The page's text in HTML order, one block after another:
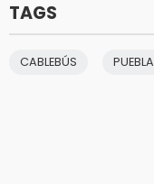
TAGS
CABLEBÚS PUEBLA